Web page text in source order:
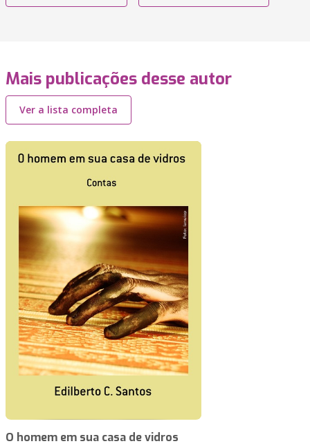
Mais publicações desse autor
Ver a lista completa
O homem em sua casa de vidros